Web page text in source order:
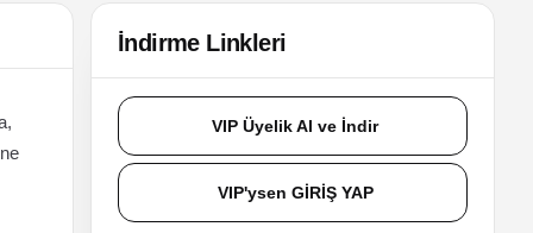
İndirme Linkleri
VIP Üyelik Al ve İndir
VIP'ysen GİRİŞ YAP